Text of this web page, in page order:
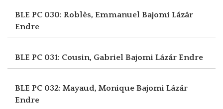
BLE PC 030: Roblès, Emmanuel Bajomi Lázár
Endre
BLE PC 031: Cousin, Gabriel Bajomi Lázár Endre
BLE PC 032: Mayaud, Monique Bajomi Lázár
Endre